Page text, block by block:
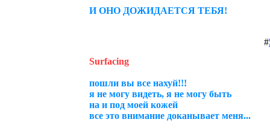
И ОНО ДОЖИДАЕТСЯ ТЕБЯ!
#
Surfacing
пошли вы все нахуй!!!
я не могу видеть, я не могу быть
на и под моей кожей
все это внимание доканывает меня...